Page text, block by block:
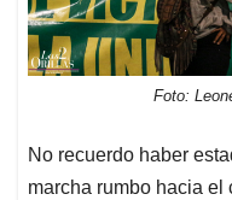
Foto:
No recuerdo haber
marcha rumbo hacia el